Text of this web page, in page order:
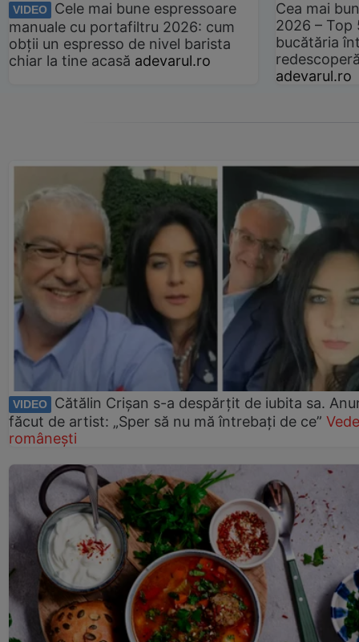
VIDEO
Cele mai bune espressoare
manuale cu portafiltru 2026: cum
obții un espresso de nivel barista
chiar la tine acasă adevarul.ro
Cea mai
2026 –
bucătăria
adevarul.ro
VIDEO
Cătălin Crișan s-a despărțit de iubita sa.
făcut de artist: „Sper să nu mă întrebați de ce”
românești